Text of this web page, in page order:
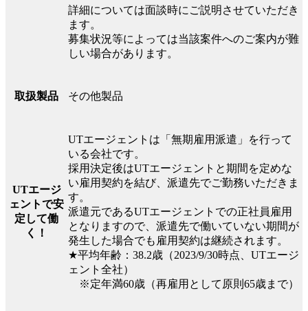
詳細については面談時にご説明させていただき
ます。
募集状況等によっては当該案件へのご案内が難
しい場合があります。
取扱製品 その他製品
UTエージ
ェントで安
定して働
く！
UTエージェントは「無期雇用派遣」を行って
いる会社です。
採用決定後はUTエージェントと期間を定めな
い雇用契約を結び、派遣先でご勤務いただきま
す。
派遣元であるUTエージェントでの正社員雇用
となりますので、派遣先で働いていない期間が
発生した場合でも雇用契約は継続されます。
★平均年齢：38.2歳（2023/9/30時点、UTエージ
ェント全社）
※定年満60歳（再雇用として原則65歳まで）